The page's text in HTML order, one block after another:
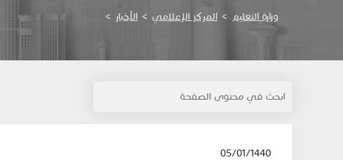
وزارة التعليم > المركز الإعلامي > الأخبار >
05/01/1440